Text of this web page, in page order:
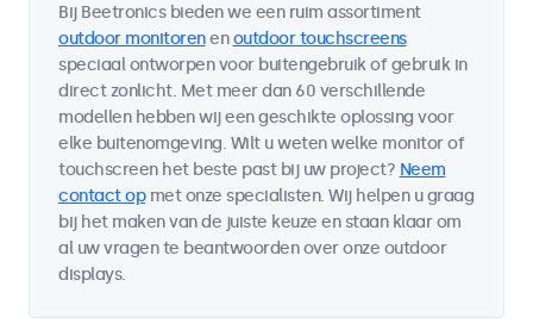
Bij Beetronics bieden we een ruim assortiment
outdoor monitorenenoutdoor touchscreens
speciaal ontworpen voor buitengebruik of gebruik in
direct zonlicht. Met meer dan 60 verschillende
modellen hebben wij een geschikte oplossing voor
elke buitenomgeving. Wilt u weten welke monitor of
touchscreen het beste past bij uw project? Neem
contact opmet onze specialisten. Wij helpen u graag
bij het maken van de juiste keuze en staan klaar om
al uw vragen te beantwoorden over onze outdoor
displays.